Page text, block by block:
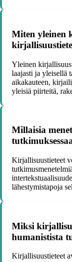
Miten yleinen
Yleinen
laajasti ja yleisellä
aikakauteen,
yleisiä piirteitä,
Millaisia
Kirjallisuustieteet
lähestymistapoja
Miksi
humanistista
Kirjallisuustieteet